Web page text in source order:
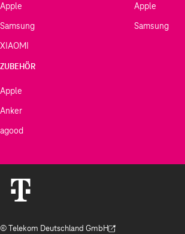
Apple
Samsung
XIAOMI
Apple
Samsung
ZUBEHÖR
Apple
Anker
agood
© Telekom Deutschland GmbH